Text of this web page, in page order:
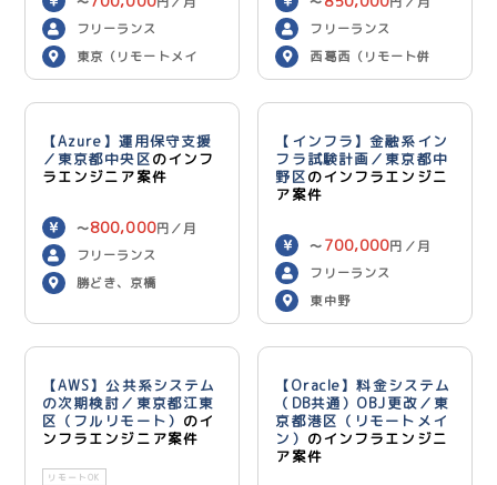
フリーランス
東京（リモートメイ
ン）
フリーランス
西葛西（リモート併
用）
【Azure】運用保守支援
／東京都中央区のインフ
ラエンジニア案件
〜800,000円／月
フリーランス
勝どき、京橋
【インフラ】金融系イン
フラ試験計画／東京都中
野区のインフラエンジニ
ア案件
〜 700,000円／月
フリーランス
東中野
【AWS】公共系システム
の次期検討／東京都江東
区（フルリモート） のイ
ンフラエンジニア案件
リモートOK
【Oracle】料金システム
（DB共通）OBJ更改／東
京都港区（リモートメイ
ン） のインフラエンジニ
ア案件